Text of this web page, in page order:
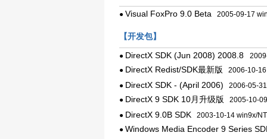
● Visual FoxPro 9.0 Beta 2005-09-17
【开发包】
● DirectX SDK (Jun 2008) 2008.8
● DirectX Redist/SDK最新版 2006-10-16
● DirectX SDK - (April 2006) 2006-05-
● DirectX 9 SDK 10月升级版 2005-10-
● DirectX 9.0B SDK 2003-10-14 win9x/
● Windows Media Encoder 9 Series